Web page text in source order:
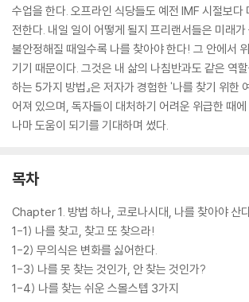
수업을 한다. 오프라인 식당들도 예전 IMF 시절보다
전한다. 내일 일이 어떻게 될지 프리랜서들은 미래
불안정해질 때일수록 나를 찾아야 한다! 그 안에서
기기 때문이다. 그것은 내 삶의 나침반과도 같은 역할
하는 5가지 방법』은 저자가 경험한 '나를 찾기 위한
어져 있으며, 독자들이 대처하기 어려운 위급한 때
나마 도움이 되기를 기대하며 썼다.
목차
Chapter 1. 방법 하나, 코로나시대, 나를 찾아야 산
1-1) 나를 찾고, 찾고 또 찾으라!
1-2) 무의식은 변화를 싫어한다.
1-3) 나를 못 찾는 것인가, 안 찾는 것인가?
1-4) 나를 찾는 쉬운 스몰스텝 3가지